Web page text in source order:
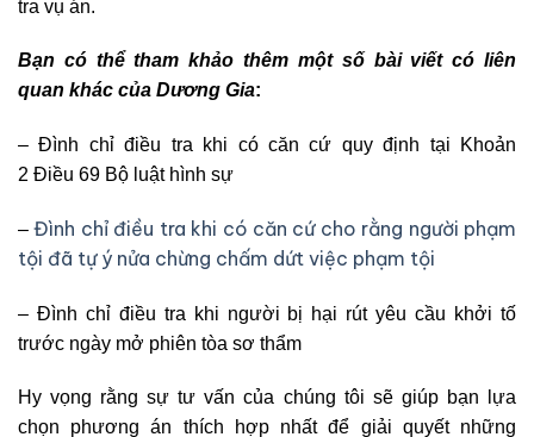
tra vụ án.
Bạn có thể tham khảo thêm một số bài viết có liên
quan khác của Dương Gia:
– Đình chỉ điều tra khi có căn cứ quy định tại Khoản
2 Điều 69 Bộ luật hình sự
–Đình chỉ điều tra khi có căn cứ cho rằng người phạm
tội đã tự ý nửa chừng chấm dứt việc phạm tội
– Đình chỉ điều tra khi người bị hại rút yêu cầu khởi tố
trước ngày mở phiên tòa sơ thẩm
Hy vọng rằng sự tư vấn của chúng tôi sẽ giúp bạn lựa
chọn phương án thích hợp nhất để giải quyết những